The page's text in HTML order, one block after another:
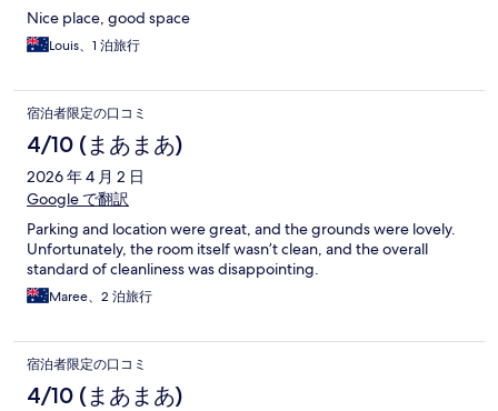
Nice place, good space
Louis、1 泊旅行
宿泊者限定の口コミ
4/10 (まあまあ)
2026 年 4 月 2 日
Google で翻訳
Parking and location were great, and the grounds were lovely.
Unfortunately, the room itself wasn’t clean, and the overall
standard of cleanliness was disappointing.
Maree、2 泊旅行
宿泊者限定の口コミ
4/10 (まあまあ)